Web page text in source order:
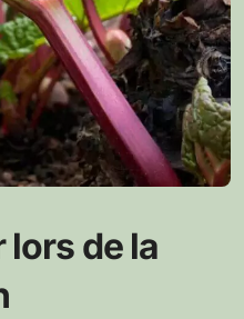
lors de la